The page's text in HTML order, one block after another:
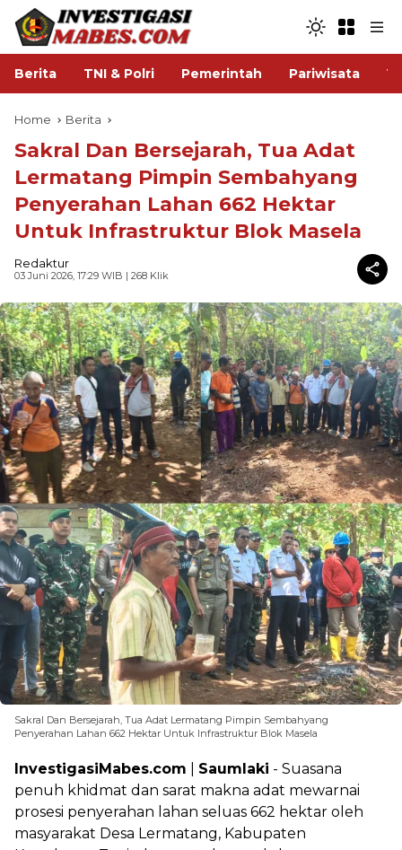
Berita TNI & Polri Pemerintah Pariwisata
Home Berita
Sakral Dan Bersejarah, Tua Adat
Lermatang Pimpin Sembahyang
Penyerahan Lahan 662 Hektar
Untuk Infrastruktur Blok Masela
Redaktur
03 Juni 2026, 17:29 WIB | 268 Klik
Sakral Dan Bersejarah, Tua Adat Lermatang Pimpin Sembahyang
Penyerahan Lahan 662 Hektar Untuk Infrastruktur Blok Masela
InvestigasiMabes.com Saumlaki - Suasana
penuh khidmat dan sarat makna adat mewarnai
prosesi penyerahan lahan seluas 662 hektar oleh
masyarakat Desa Lermatang, Kabupaten